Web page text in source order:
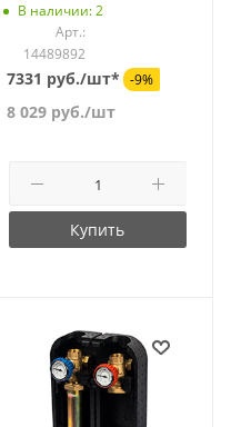
В наличии: 2
Арт.:
14489892
7331 руб./шт* -9%
8 029руб./шт
Купить